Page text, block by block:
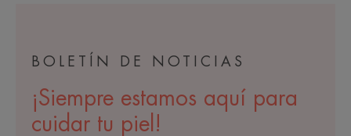
BOLETÍN DE NOTICIAS
¡Siempre estamos aquí para
cuidar tu piel!